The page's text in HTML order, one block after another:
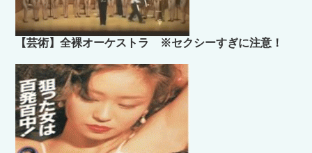
【芸術】全裸オーケストラ ※セクシーすぎに注意！